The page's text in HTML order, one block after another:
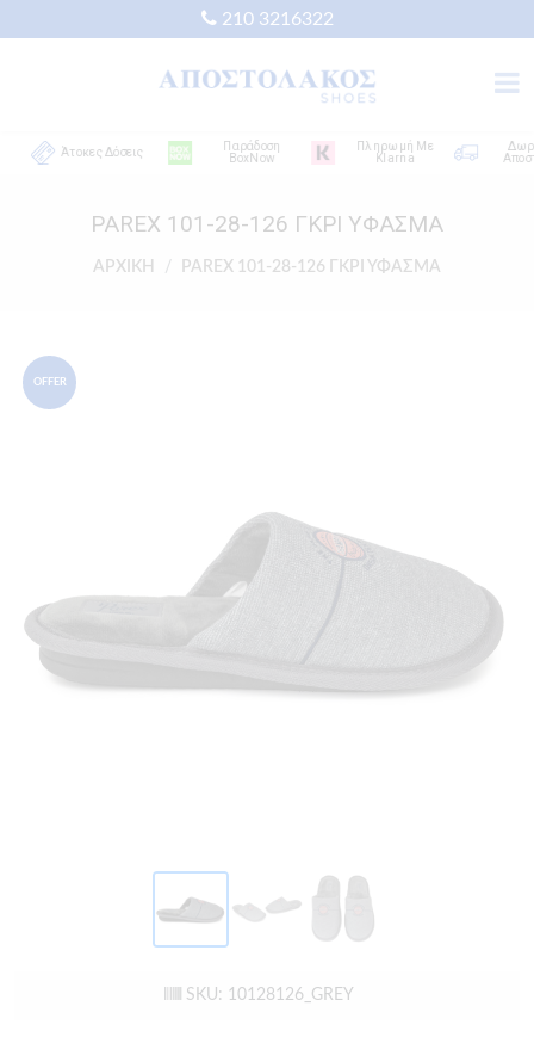
210 3216322
Άτοκες Δόσεις
Παράδοση
BoxNow
Πληρωμή Με
Klarna
Δωρεάν
Αποστολή
PAREX 101-28-126 ΓΚΡΙ ΥΦΑΣΜΑ
ΑΡΧΙΚΗ PAREX 101-28-126 ΓΚΡΙ ΥΦΑΣΜΑ
OFFER
SKU: 10128126_GREY